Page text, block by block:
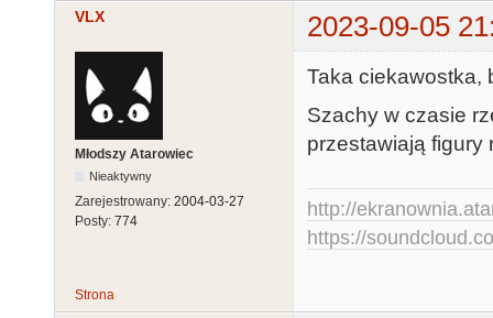
VLX 2023-09-05
Młodszy Atarowiec
Nieaktywny
Zarejestrowany: 2004-03-27
Posty: 774
Taka ciekawostka,
Szachy w czasie
przestawiają figury
http://
https://
Strona